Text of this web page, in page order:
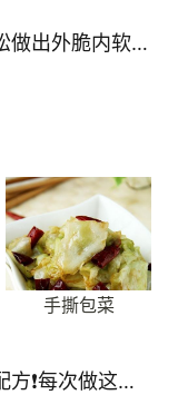
无需揉面，轻松做出外脆内软的恰巴塔扭扭棒，手残党们的福利来咯~
手撕包菜
吃了十几年的配方❗️每次做这至少吃2碗